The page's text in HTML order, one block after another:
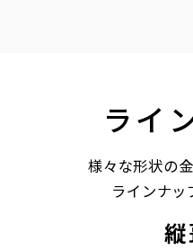
ライ
様々な形状の
ラインナッ
縦